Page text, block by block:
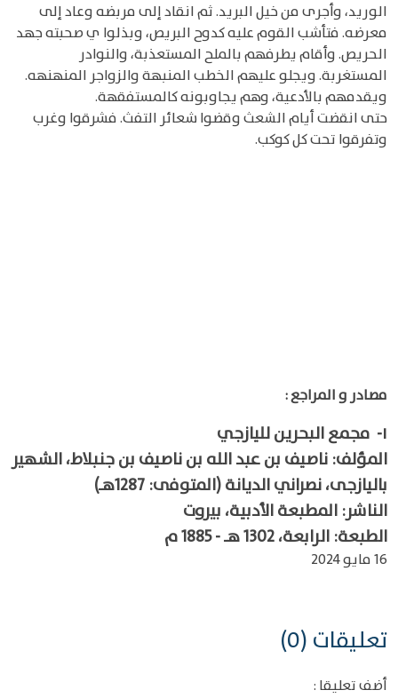
الوريد، وأجرى من خيل البريد. ثم انقاد إلى مربضه وعاد إلى
معرضه. فتأشب القوم عليه كدوح البريص، وبذلوا ي صحبته جهد
الحريص. وأقام يطرفهم بالملح المستعذبة، والنوادر
المستغربة. ويجلو عليهم الخطب المنبهة والزواجر المنهنهه.
ويقدمهم بالأدعية، وهم يجاوبونه كالمستفقهة.
حتى انقضت أيام الشعث وقضوا شعائر التفث. فشرقوا وغرب
وتفرقوا تحت كل كوكب.
مصادر و المراجع :
١- مجمع البحرين لليازجي
المؤلف: ناصيف بن عبد الله بن ناصيف بن جنبلاط، الشهير
باليازجى، نصراني الديانة (المتوفى: 1287هـ)
الناشر: المطبعة الأدبية، بيروت
الطبعة: الرابعة، 1302 هـ - 1885 م
16 مايو 2024
تعليقات (0)
أضف تعليقا :